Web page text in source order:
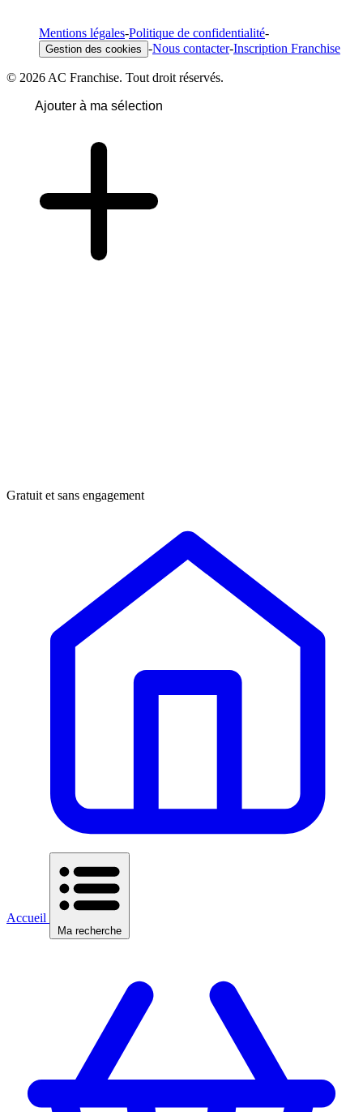
Mentions légales-Politique de confidentialité-
Gestion des cookies -Nous contacter-Inscription Franchise
© 2026 AC Franchise. Tout droit réservés.
Ajouter à ma sélection
Gratuit et sans engagement
Accueil
Ma recherche